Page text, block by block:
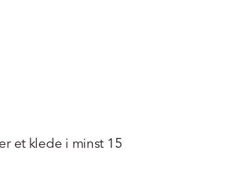
et klede i minst 15